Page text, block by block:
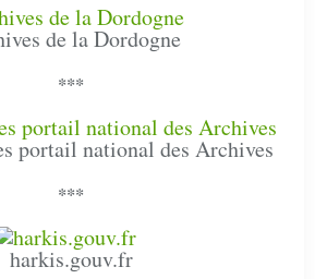
de la Dordogne
***
portail national des Archives
***
harkis.gouv.fr